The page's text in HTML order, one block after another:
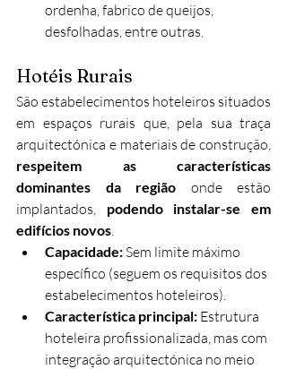
ordenha, fabrico de queijos,
desfolhadas, entre outras.
Hotéis Rurais
São estabelecimentos hoteleiros situados
em espaços rurais que, pela sua traça
respeitem as características
dominantes da região onde estão
implantados, podendo instalar-se em
edifícios novos.
Capacidade: Sem limite máximo
específico (seguem os requisitos dos
estabelecimentos hoteleiros).
Característica principal: Estrutura
hoteleira profissionalizada, mas com
integração arquitectónica no meio